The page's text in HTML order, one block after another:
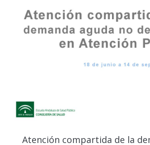
Atención compartida de la